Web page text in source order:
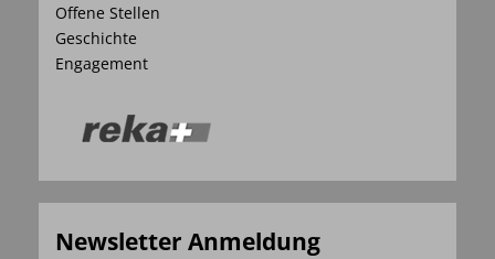
Offene Stellen
Geschichte
Engagement
Newsletter Anmeldung